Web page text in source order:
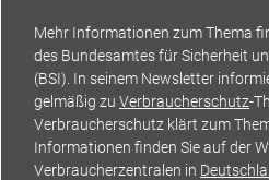
Mehr Informationen zum Thema
des Bundesamtes für Sicher­heit
(BSI). In seinem Newsletter
gelmäßig zu Verbraucherschutz-
Verbraucherschutz klärt zum
Informationen finden Sie auf der
Verbrau­cherzentralen in